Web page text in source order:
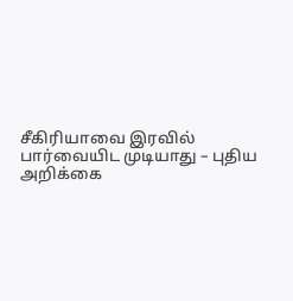
சீகிரியாவை இரவில்
பார்வையிட முடியாது – புதிய
அறிக்கை